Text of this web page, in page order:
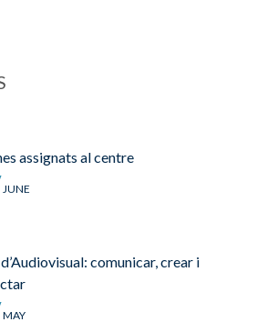
assignats al centre
JUNE
comunicar, crear i
MAY